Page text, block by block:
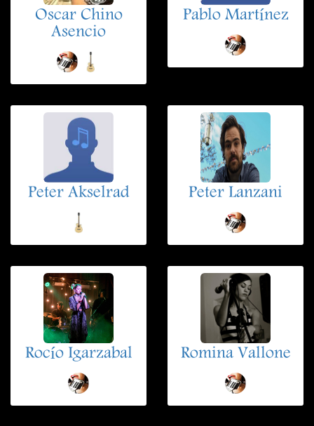
Oscar Chino
Asencio
Pablo Martínez
Peter Akselrad Peter Lanzani
Rocío Igarzabal Romina Vallone